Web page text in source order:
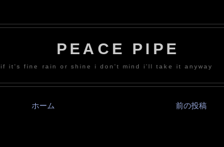
PEACE PIPE
if it's fine rain or shine i don't mind i'll take it anyway
前の投稿
ホーム